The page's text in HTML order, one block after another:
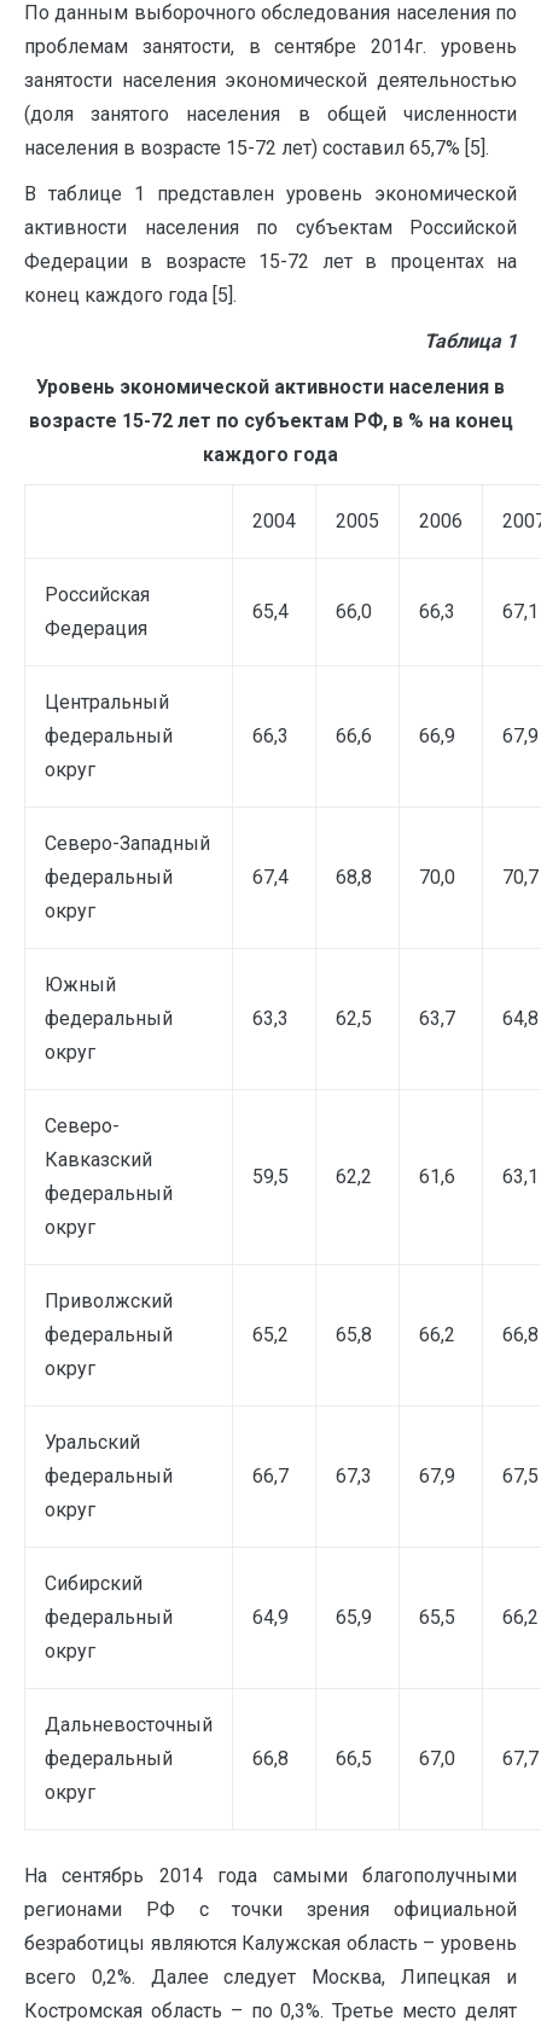
По данным выборочного обследования населения по
проблемам занятости, в сентябре 2014г. уровень
занятости населения экономической деятельностью
(доля занятого населения в общей численности
населения в возрасте 15-72 лет) составил 65,7% [5].
В таблице 1 представлен уровень экономической
активности населения по субъектам Российской
Федерации в возрасте 15-72 лет в процентах на
конец каждого года [5].
Таблица 1
Уровень экономической активности населения в
возрасте 15-72 лет по субъектам РФ, в % на конец
каждого года
2004 2005 2006
Российская
Федерация
65,4 66,0 66,3 67,1
Центральный
федеральный
округ
66,3 66,6 66,9 67,9
Северо-Западный
федеральный
округ
67,4 68,8 70,0 70,7
Южный
федеральный
округ
63,3 62,5 63,7 64,8
Северо-
Кавказский
федеральный
округ
59,5 62,2 61,6 63,1
Приволжский
федеральный
округ
65,2 65,8 66,2 66,8
Уральский
федеральный
округ
66,7 67,3 67,9 67,5
Сибирский
федеральный
округ
64,9 65,9 65,5 66,2
Дальневосточный
федеральный
округ
66,8 66,5 67,0 67,7
На сентябрь 2014 года самыми благополучными
регионами РФ с точки зрения официальной
безработицы являются Калужская область – уровень
всего 0,2%. Далее следует Москва, Липецкая и
Костромская область – по 0,3%. Третье место делят